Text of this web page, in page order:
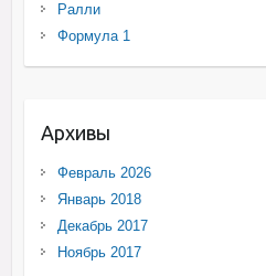
Ралли
Формула 1
Архивы
Февраль 2026
Январь 2018
Декабрь 2017
Ноябрь 2017